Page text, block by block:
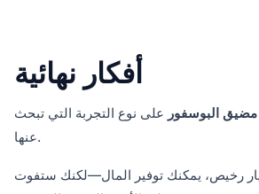
أفكار نهائية
البوسفور على نوع التجربة التي تبحث
عنها.
رخيص، يمكنك توفير المال—لكنك ستفوت